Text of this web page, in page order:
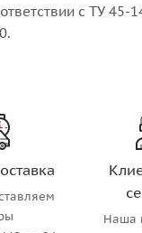
с ТУ 45-
Наша